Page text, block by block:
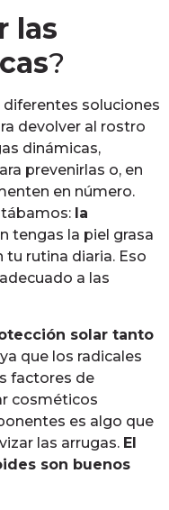
las
?
soluciones
devolver al rostro
dinámicas,
prevenirlas o, en
en número.
la
tengas la piel grasa
tu rutina diaria. Eso
a las
solar tanto
ya que los radicales
factores de
cosméticos
es algo que
las arrugas. El
son buenos